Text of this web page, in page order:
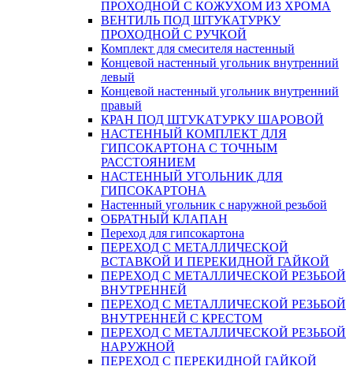
ПРОХОДНОЙ С КОЖУХОМ ИЗ ХРОМА
ВЕНТИЛЬ ПОД ШТУКАТУРКУ
ПРОХОДНОЙ С РУЧКОЙ
Комплект для смесителя настенный
Концевой настенный угольник внутренний
левый
Концевой настенный угольник внутренний
правый
КРАН ПОД ШТУКАТУРКУ ШАРОВОЙ
НАСТЕННЫЙ КОМПЛЕКТ ДЛЯ
ГИПСОКАРТОНA С ТОЧНЫМ
РАССТОЯНИЕМ
НАСТЕННЫЙ УГОЛЬНИК ДЛЯ
ГИПСОКАРТОНА
Настенный угольник с наружной резьбой
ОБРАТНЫЙ КЛАПАН
Переход для гипсокартона
ПЕРЕХОД С МЕТАЛЛИЧЕСКОЙ
ВСТАВКОЙ И ПЕРЕКИДНОЙ ГАЙКОЙ
ПЕРЕХОД С МЕТАЛЛИЧЕСКОЙ РЕЗЬБОЙ
ВНУТРЕННЕЙ
ПЕРЕХОД С МЕТАЛЛИЧЕСКОЙ РЕЗЬБОЙ
ВНУТРЕННЕЙ С КРЕСТОМ
ПЕРЕХОД С МЕТАЛЛИЧЕСКОЙ РЕЗЬБОЙ
НАРУЖНОЙ
ПЕРЕХОД С ПЕРЕКИДНОЙ ГАЙКОЙ